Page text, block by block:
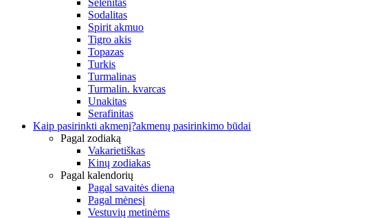
Selenitas
Sodalitas
Spirit akmuo
Tigro akis
Topazas
Turkis
Turmalinas
Turmalin. kvarcas
Unakitas
Serafinitas
Kaip pasirinkti akmenį?akmenų pasirinkimo būdai
Pagal zodiaką
Vakarietiškas
Kinų zodiakas
Pagal kalendorių
Pagal savaitės dieną
Pagal mėnesį
Vestuvių metinėms